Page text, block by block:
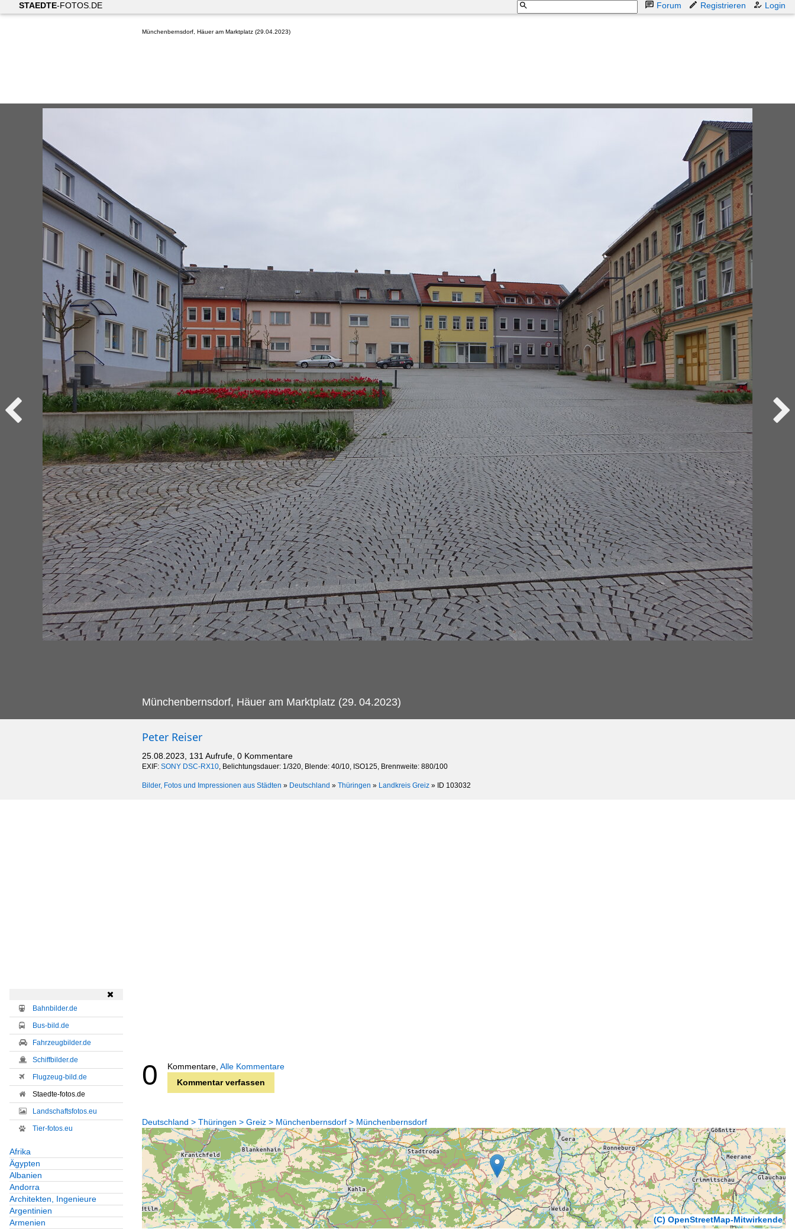
STAEDTE-FOTOS.DE Forum Registrieren Login
Münchenbernsdorf, Häuer am Marktplatz (29.04.2023)
Münchenbernsdorf, Häuer am Marktplatz (29. 04.2023)
Peter Reiser
25.08.2023, 131 Aufrufe, 0 Kommentare
EXIF: SONY DSC-RX10, Belichtungsdauer: 1/320, Blende: 40/10, ISO125, Brennweite: 880/100
Bilder, Fotos und Impressionen aus Städten » Deutschland » Thüringen » Landkreis Greiz » ID 103032

Bahnbilder.de
Bus-bild.de
Fahrzeugbilder.de
Schiffbilder.de
Flugzeug-bild.de
Staedte-fotos.de
Landschaftsfotos.eu
Tier-fotos.eu
Afrika
Ägypten
Albanien
Andorra
Architekten, Ingenieure
Argentinien
Armenien
0 Kommentare, Alle Kommentare
Kommentar verfassen
Deutschland > Thüringen > Greiz > Münchenbernsdorf > Münchenbernsdorf
(C) OpenStreetMap-Mitwirkende